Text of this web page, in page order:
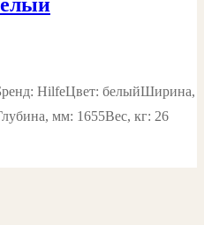
HilfeЦвет: белыйШирина,
мм: 1655Вес, кг: 26